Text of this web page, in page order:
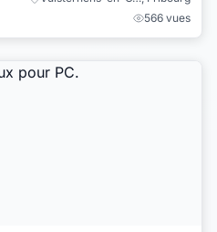
566 vues